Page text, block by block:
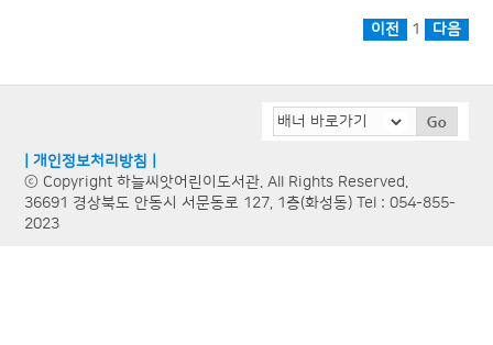
1
| 개인정보처리방침 |
ⓒ Copyright 하늘씨앗어린이도서관. All Rights Reserved.
36691 경상북도 안동시 서문동로 127, 1층(화성동) Tel : 054-855-
2023